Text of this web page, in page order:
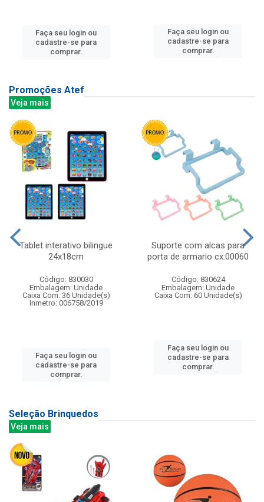
Faça seu login ou
cadastre-se para
comprar.
Faça seu login ou
cadastre-se para
comprar.
Promoções Atef
Veja mais
Tablet interativo bilingue
24x18cm
Código: 830030
Embalagem: Unidade
Caixa Com: 36 Unidade(s)
Inmetro: 006758/2019
Faça seu login ou
cadastre-se para
comprar.
Suporte com alcas para
porta de armario cx:00060
Código: 830624
Embalagem: Unidade
Caixa Com: 60 Unidade(s)
Faça seu login ou
cadastre-se para
comprar.
Seleção Brinquedos
Veja mais